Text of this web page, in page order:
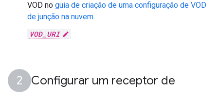
VOD no guia de criação de uma configuração de VOD
de junção na nuvem.
VOD_URI
Configurar um receptor de